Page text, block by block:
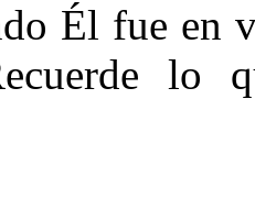
Él fue en
lo